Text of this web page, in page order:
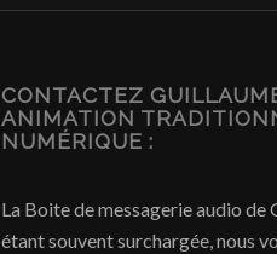
CONTACTEZ
ANIMATION
NUMÉRIQUE :
La Boite de messagerie audio de
étant souvent surchargée, nous